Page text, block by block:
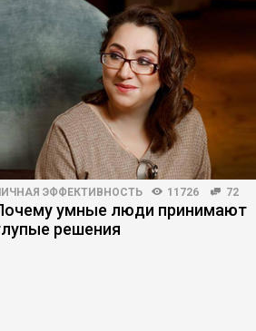
ЭФФЕКТИВНОСТЬ 11726 72
умные люди принимают
решения